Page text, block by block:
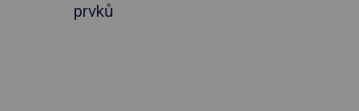
prvků